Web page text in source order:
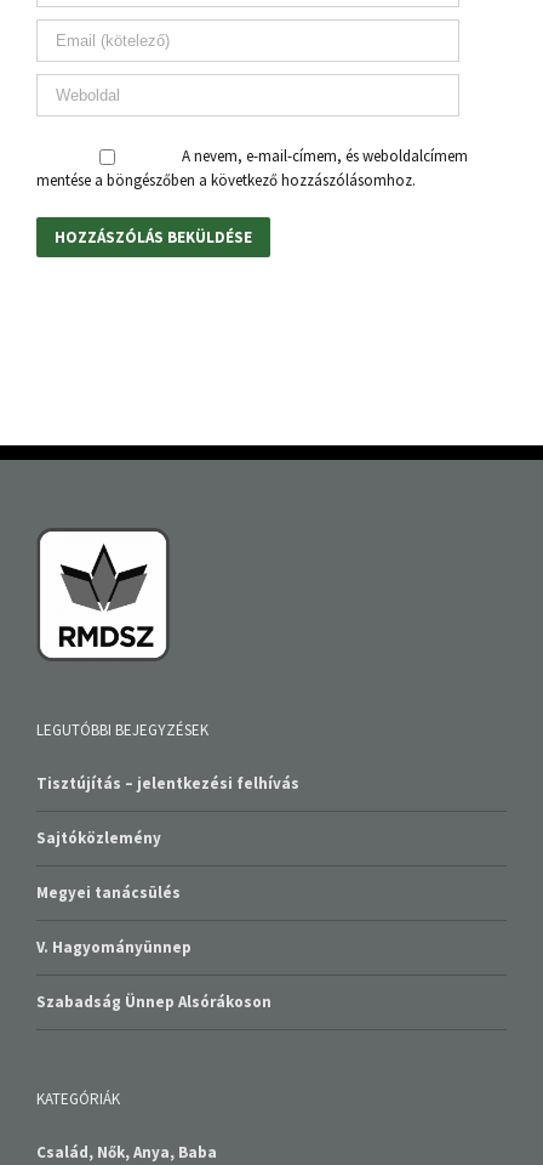
A nevem, e-mail-címem, és weboldalcímem
mentése a böngészőben a következő hozzászólásomhoz.
LEGUTÓBBI BEJEGYZÉSEK
Tisztújítás – jelentkezési felhívás
Sajtóközlemény
Megyei tanácsülés
V. Hagyományünnep
Szabadság Ünnep Alsórákoson
KATEGÓRIÁK
Család, Nők, Anya, Baba